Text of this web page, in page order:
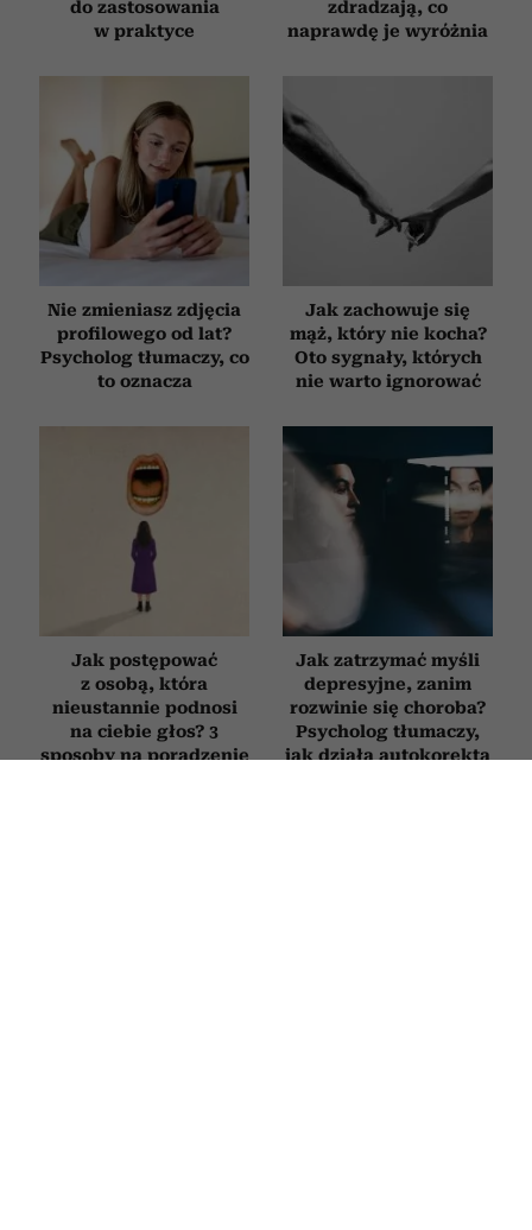
do zastosowania
w praktyce
zdradzają, co
naprawdę je wyróżnia
Nie zmieniasz zdjęcia
profilowego od lat?
Psycholog tłumaczy, co
to oznacza
Jak zachowuje się
mąż, który nie kocha?
Oto sygnały, których
nie warto ignorować
Jak postępować
z osobą, która
nieustannie podnosi
na ciebie głos? 3
sposoby na poradzenie
Jak zatrzymać myśli
depresyjne, zanim
rozwinie się choroba?
Psycholog tłumaczy,
jak działa autokorekta